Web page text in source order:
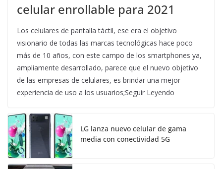
celular enrollable para 2021
Los celulares de pantalla táctil, ese era el objetivo
visionario de todas las marcas tecnológicas hace poco
más de 10 años, con este campo de los smartphones ya,
ampliamente desarrollado, parece que el nuevo objetivo
de las empresas de celulares, es brindar una mejor
experiencia de uso a los usuarios;Seguir Leyendo
LG lanza nuevo celular de gama
media con conectividad 5G